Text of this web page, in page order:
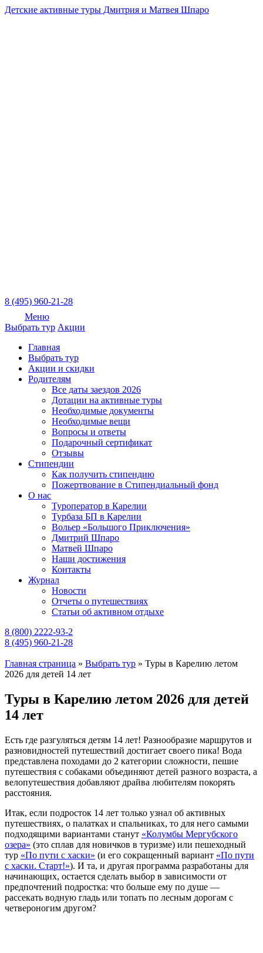
Детские активные туры Дмитрия и Матвея Шпаро
8 (495) 960-21-28
Меню
Выбрать тур Акции
Главная
Выбрать тур
Акции и скидки
Родителям
Все даты заездов 2026
Дотации на активные туры
Необходимые документы
Необходимые вещи
Вопросы и ответы
Подарочный сертификат
Отзывы
Стипендии
Как получить стипендию
Пожертвование в Стипендиальный фонд
О нас
Туроператор в Карелии
Турбаза БП в Карелии
Вольер «Большого Приключения»
Дмитрий Шпаро
Матвей Шпаро
Наши достижения
Контакты
Журнал
Новости
Отчеты о путешествиях
Статьи об активном отдыхе
8 (800) 2222-93-2
8 (495) 960-21-28
Главная страница » Выбрать тур » Туры в Карелию летом
2026 для детей 14 лет
Туры в Карелию летом 2026 для детей
14 лет
Есть где разгуляться детям 14 лет! Разнообразие маршрутов и
разновидностей путешествий достигает своего пика! Вода
представлена походами до 2 категории сложности, пешие
путешествия с собаками объединяют детей разного возраста, а
велопутешествия добавляют драйва любителям покорять
расстояния.
Итак, если подросток 14 лет только узнал об активных
путешествиях, о палатках и спальниках, то для него самыми
подходящими вариантами станут «Колумбы Мергубского
озера» (это сплав для новичков в туризме) или пешеходный
тур «По пути с хаски» (и его сокращенный вариант «По пути
с хаски. Старт!»). И та, и другая программа разработаны для
начинающих, остается сделать выбор в зависимости от
предпочтений подростка: что больше ему по душе —
рассекать водную гладь или топать по лесным дорогам с
четвероногим другом?